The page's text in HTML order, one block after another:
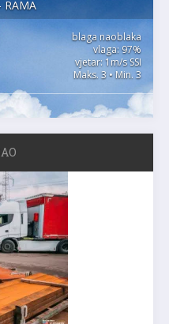
RAMA
blaga naoblaka
vlaga: 97%
vjetar: 1m/s SSI
Maks. 3 • Min. 3